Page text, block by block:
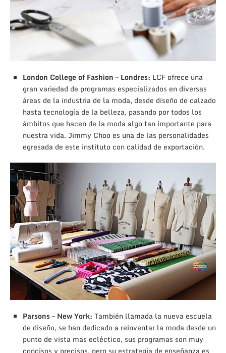
London College of Fashion – Londres: LCF ofrece una
gran variedad de programas especializados en diversas
áreas de la industria de la moda, desde diseño de calzado
hasta tecnología de la belleza, pasando por todos los
ámbitos que hacen de la moda algo tan importante para
nuestra vida. Jimmy Choo es una de las personalidades
egresada de este instituto con calidad de exportación.
Parsons – New York: También llamada la nueva escuela
de diseño, se han dedicado a reinventar la moda desde un
punto de vista mas ecléctico, sus programas son muy
concisos y precisos, pero su estrategia de enseñanza es